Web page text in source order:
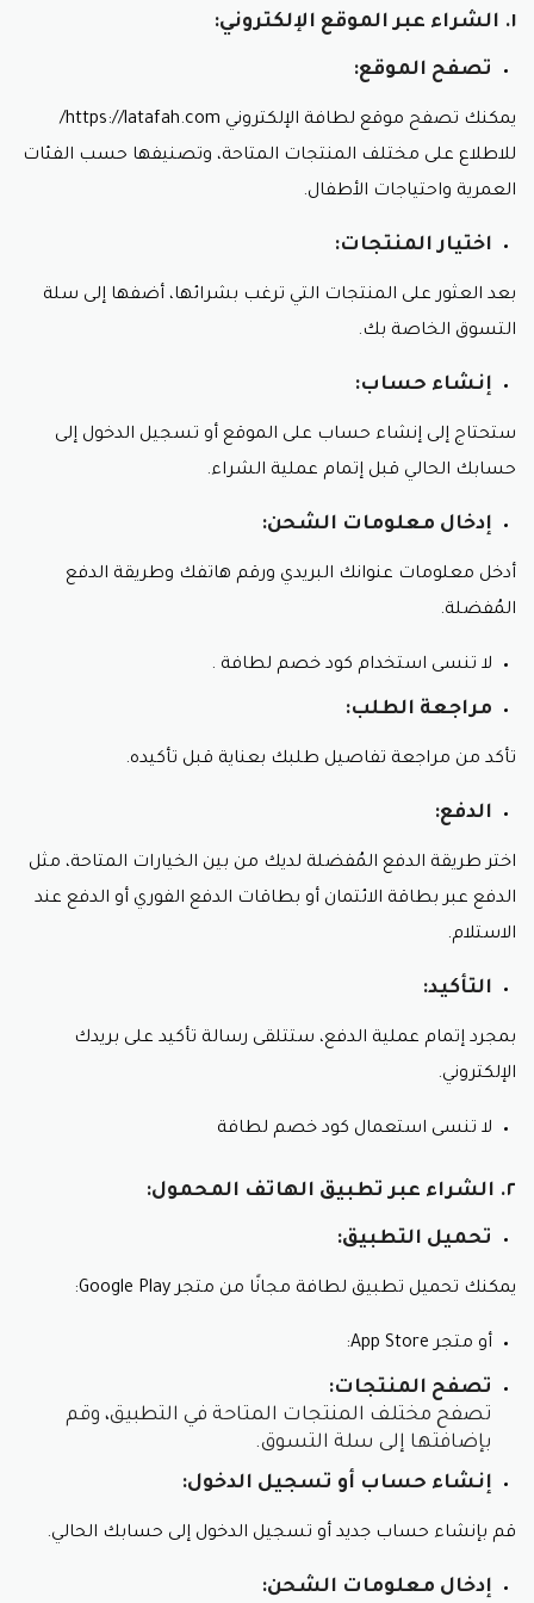
الحفاضات من مختلف العلامات التجارية العالمية،
لتناسب جميع احتياجات الأطفال في مختلف المراحل
والاسعار تنافسية مع كود خصم لطافة.
الأطفال من مختلف الماركات العالمية، بما في ذلك
حليب البودرة وحليب السائل.
عناية بالبشرة للأطفال من أفضل العلامات التجارية،
مع كود خصم لطافة لمستلزمات الاطفال.
منتجات العناية بالشعر:
ومنعّمات شعر للأطفال من مختلف الماركات العالمية،
منتجات العناية بالأسنان:
ومعجون أسنان للأطفال لتعليمهم عادات العناية بالفم
والأسنان والشعر مناسب مع كود خصم لطافة
لمستلزمات الاطفال.
ألعاب الأطفال:
ألعاب الأطفال الرضع:
يضم متجر لطافة ألعابًا تعليمية
وتنموية للأطفال الرضع، لتعزيز مهاراتهم الحركية
والذهنية وكل هذه المنتجات عليها تخفيض مع كود
ألعاب الأطفال الصغار:يُقدم المتجر ألعابًا متنوعة
والعرائس والسيارات والسعر مذهل مع كود خصم متجر
ألعاب الأطفال الأكبر سنًا: يضم متجر لطافة ألعابًا
الترفيه والتسلية لهم
أهمية كود خصم لطافة لعام ٢٠٢٤
تُعدّ أكواد الخصم، مثل كود خصم لطافة
، أدوات قيّمة
لعملاء متجر لطافة الإلكتروني، حيث تُتيح لهم الاستفادة من
يُعدّ الهدف الأساسي من استخدام كود خصم لطافة هو
هذه الأكواد تخفيضات على إجمالي قيمة سلة التسوق، مما
٢. الحصول على عروض حصرية مع كود خصم
لطافة:
تُقدم لطافة عروضًا حصرية لحاملي كود خصم لطافة، مثل
تخفيضات إضافية على منتجات معينة أو شحن مجاني
للطلبات.
٣. تجربة تسوق مُمتعة بواسطة كود خصم متجر
لطافة للاطفال:
يُضفي استخدام كود خصم لطافة شعورًا بالرضا على تجربة
التسوق، حيث يُتيح لك شراء احتياجات أطفالك بأسعار
١. الشراء عبر الموقع الإلكتروني:
تصفح الموقع:
يمكنك تصفح موقع لطافة الإلكتروني https://latafah.com/
للاطلاع على مختلف المنتجات المتاحة، وتصنيفها حسب الفئات
العمرية واحتياجات الأطفال.
اختيار المنتجات:
بعد العثور على المنتجات التي ترغب بشرائها، أضفها إلى سلة
التسوق الخاصة بك.
إنشاء حساب:
ستحتاج إلى إنشاء حساب على الموقع أو تسجيل الدخول إلى
حسابك الحالي قبل إتمام عملية الشراء.
إدخال معلومات الشحن:
أدخل معلومات عنوانك البريدي ورقم هاتفك وطريقة الدفع
المُفضلة.
لا تنسى استخدام كود خصم لطافة .
مراجعة الطلب:
تأكد من مراجعة تفاصيل طلبك بعناية قبل تأكيده.
الدفع:
اختر طريقة الدفع المُفضلة لديك من بين الخيارات المتاحة، مثل
الدفع عبر بطاقة الائتمان أو بطاقات الدفع الفوري أو الدفع عند
الاستلام.
التأكيد:
بمجرد إتمام عملية الدفع، ستتلقى رسالة تأكيد على بريدك
الإلكتروني.
لا تنسى استعمال كود خصم لطافة
٢. الشراء عبر تطبيق الهاتف المحمول:
تحميل التطبيق:
يمكنك تحميل تطبيق لطافة مجانًا من متجر Google Play:
أو متجر App Store:
تصفح المنتجات:
تصفح مختلف المنتجات المتاحة في التطبيق، وقم
بإضافتها إلى سلة التسوق.
إنشاء حساب أو تسجيل الدخول:
قم بإنشاء حساب جديد أو تسجيل الدخول إلى حسابك الحالي.
إدخال معلومات الشحن: